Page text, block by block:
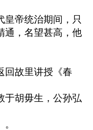
皇帝统治期间，只
通，名望甚高，他
回故里讲授《春
于胡毋生，公孙弘